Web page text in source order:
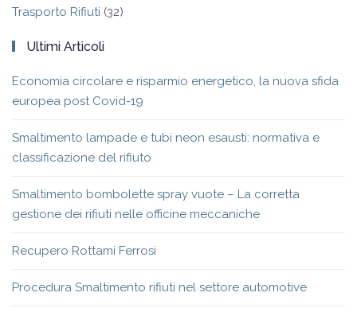
Trasporto Rifiuti (32)
Ultimi Articoli
Economia circolare e risparmio energetico, la nuova sfida
europea post Covid-19
Smaltimento lampade e tubi neon esausti: normativa e
classificazione del rifiuto
Smaltimento bombolette spray vuote – La corretta
gestione dei rifiuti nelle officine meccaniche
Recupero Rottami Ferrosi
Procedura Smaltimento rifiuti nel settore automotive